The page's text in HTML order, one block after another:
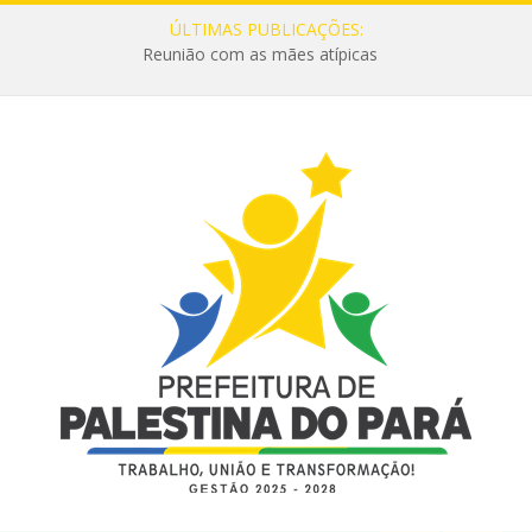
ÚLTIMAS PUBLICAÇÕES:
Reunião com as mães atípicas